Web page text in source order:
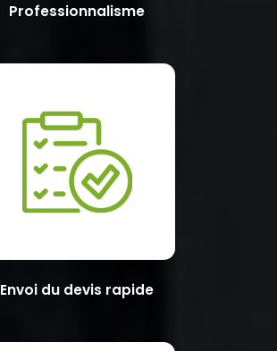
Professionnalisme
Envoi du devis rapide